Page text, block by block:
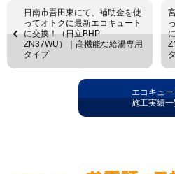
日南市吾田東にて、補助金を使
ってオトクに最新エコキュート
に交換！（日立BHP-
ZN37WU）｜高機能な給湯専用
タイプ
エコキュー
施工実績